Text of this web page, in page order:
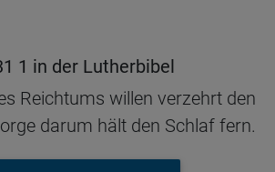
1 in der Lutherbibel
Reichtums willen verzehrt den
darum hält den Schlaf fern.